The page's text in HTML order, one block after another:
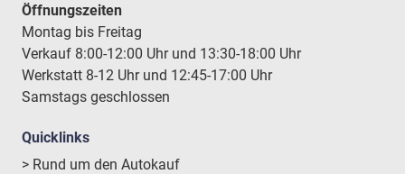
Öffnungszeiten
Montag bis Freitag
Verkauf 8:00-12:00 Uhr und 13:30-18:00 Uhr
Werkstatt 8-12 Uhr und 12:45-17:00 Uhr
Samstags geschlossen
Quicklinks
> Rund um den Autokauf